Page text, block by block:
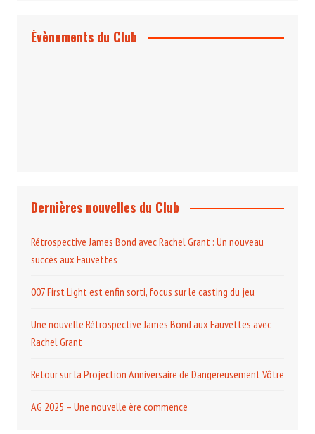
Évènements du Club
Dernières nouvelles du Club
Rétrospective James Bond avec Rachel Grant : Un nouveau
succès aux Fauvettes
007 First Light est enfin sorti, focus sur le casting du jeu
Une nouvelle Rétrospective James Bond aux Fauvettes avec
Rachel Grant
Retour sur la Projection Anniversaire de Dangereusement Vôtre
AG 2025 – Une nouvelle ère commence